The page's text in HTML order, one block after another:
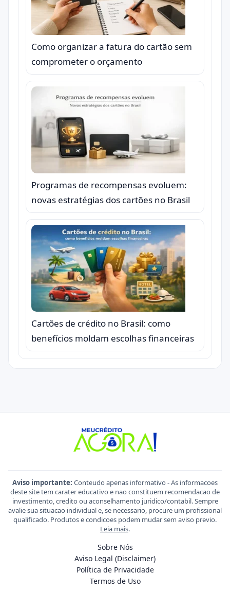
Como organizar a fatura do cartão sem
comprometer o orçamento
Programas de recompensas evoluem:
novas estratégias dos cartões no Brasil
Cartões de crédito no Brasil: como
benefícios moldam escolhas financeiras
Aviso importante: Conteudo apenas informativo - As informacoes
deste site tem carater educativo e nao constituem recomendacao de
investimento, credito ou aconselhamento juridico/contabil. Sempre
avalie sua situacao individual e, se necessario, procure um profissional
qualificado. Produtos e condicoes podem mudar sem aviso previo.
Leia mais.
Sobre Nós
Aviso Legal (Disclaimer)
Política de Privacidade
Termos de Uso